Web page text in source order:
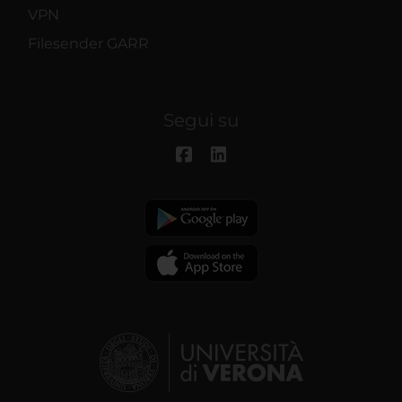
VPN
Filesender GARR
Segui su